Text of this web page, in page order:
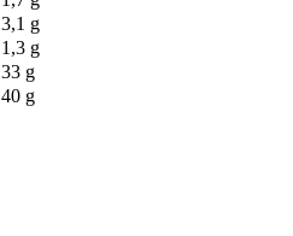
3,1 g
1,3 g
33 g
40 g